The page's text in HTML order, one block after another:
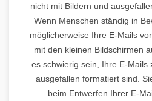
nicht mit Bildern und
Wenn Menschen ständig in
möglicherweise Ihre E-Mails
mit den kleinen Bildschirmen
es schwierig sein, Ihre E-Mails
ausgefallen formatiert sind.
beim Entwerfen Ihrer E-